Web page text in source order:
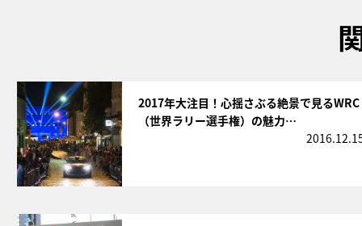
2017年大注目！心揺さぶる絶景で見るWRC
（世界ラリー選手権）の魅力…